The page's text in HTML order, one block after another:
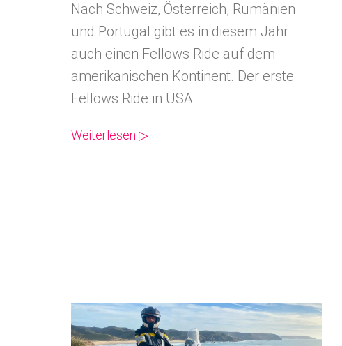
Nach Schweiz, Österreich, Rumänien
und Portugal gibt es in diesem Jahr
auch einen Fellows Ride auf dem
amerikanischen Kontinent. Der erste
Fellows Ride in USA
Weiterlesen ▷